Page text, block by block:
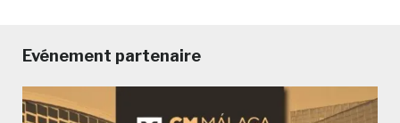
Evénement partenaire